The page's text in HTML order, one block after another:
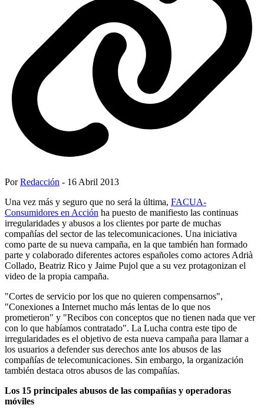
PorRedacción - 16 Abril 2013
Una vez más y seguro que no será la última, FACUA-
Consumidores en Acción ha puesto de manifiesto las continuas
irregularidades y abusos a los clientes por parte de muchas
compañías del sector de las telecomunicaciones. Una iniciativa
como parte de su nueva campaña, en la que también han formado
parte y colaborado diferentes actores españoles como actores Adrià
Collado, Beatriz Rico y Jaime Pujol que a su vez protagonizan el
video de la propia campaña.
"Cortes de servicio por los que no quieren compensarnos",
"Conexiones a Internet mucho más lentas de lo que nos
prometieron" y "Recibos con conceptos que no tienen nada que ver
con lo que habíamos contratado". La Lucha contra este tipo de
irregularidades es el objetivo de esta nueva campaña para llamar a
los usuarios a defender sus derechos ante los abusos de las
compañías de telecomunicaciones. Sin embargo, la organización
también destaca otros abusos de las compañías.
Los 15 principales abusos de las compañías y operadoras
móviles